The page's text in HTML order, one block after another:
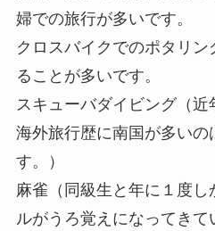
婦での旅行が多いです。
クロスバイクでのポタリ
ることが多いです。
スキューバダイビング（近
海外旅行歴に南国が多いの
す。）
麻雀（同級生と年に１度
ルがうろ覚えになってきて